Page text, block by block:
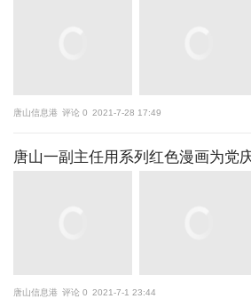
唐山信息港 评论 0 2021-7-28 17:49
唐山一副主任用系列红色漫画为党
唐山信息港 评论 0 2021-7-1 23:44